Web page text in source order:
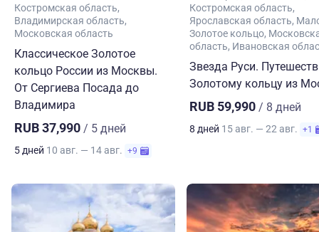
Костромская область
Владимирская область
Московская область
Классическое Золотое
кольцо России из Москвы.
От Сергиева Посада до
Владимира
RUB 37,990 / 5 дней
5 дней 10 авг. — 14 авг. +9
Костромская область
Ярославская область
Золотое кольцо
область Ивановская
Звезда Руси.
Золотому кольцу из
RUB 59,990 / 8 дней
8 дней 15 авг. — 22 авг. +1